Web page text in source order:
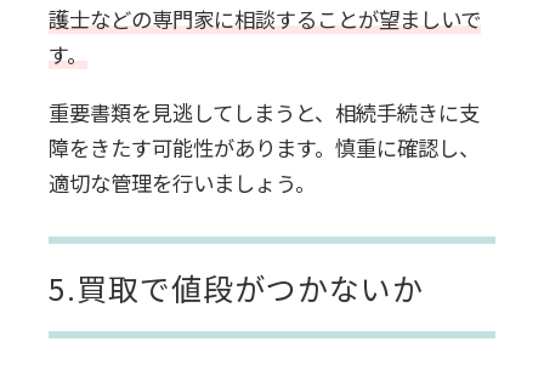
護士などの専門家に相談することが望ましいで
す。
重要書類を見逃してしまうと、相続手続きに支
障をきたす可能性があります。慎重に確認し、
適切な管理を行いましょう。
5.買取で値段がつかないか